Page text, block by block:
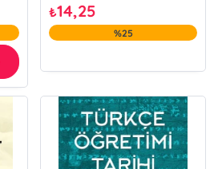
₺14,25
%25